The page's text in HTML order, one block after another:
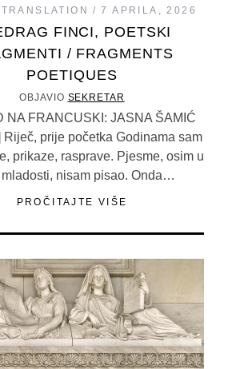
TRANSLATION 7 APRILA, 2026
FINCI, POETSKI
/ FRAGMENTS
POETIQUES
OBJAVIO SEKRETAR
NA FRANCUSKI: JASNA ŠAMIĆ
Riječ, prije početka Godinama sam
prikaze, rasprave. Pjesme, osim u
mladosti, nisam pisao. Onda…
PROČITAJTE VIŠE